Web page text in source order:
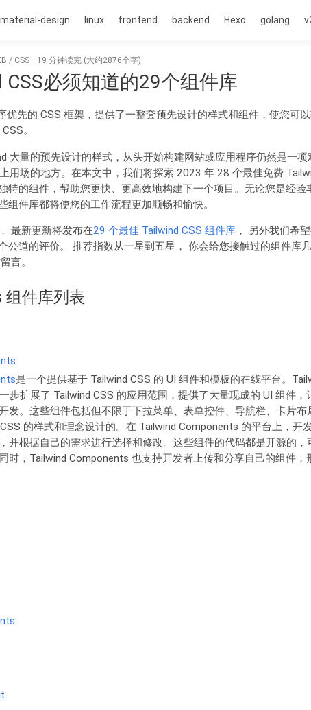
material-design linux frontend backend Hexo golang
/ CSS 19 分钟读完 (大约2876个字)
CSS必须知道的29个组件库
优先的 CSS 框架，提供了一整套预先设计的样式和组件，使您可
。
大量的预先设计的样式，从头开始构建网站或应用程序仍然是一
用场的地方。在本文中，我们将探索 2023 年 28 个最佳免费
特的组件，帮助您更快、更高效地构建下一个项目。无论您是经验
组件库都将使您的工作流程更加顺畅和愉快。
最新更新将发布在29 个最佳 Tailwind CSS 组件库 ， 另外我们希
公道的评价。 推荐指数从一星到五星， 你会给您接触过的组件库
言。
件库列表
是一个提供基于 Tailwind CSS 的 UI 组件和模板的在线平台。
步扩展了 Tailwind CSS 的应用范围，提供了大量现成的 UI 组件，
发。这些组件包括但不限于下拉菜单、表单控件、导航栏、卡片布
的样式和理念设计的。在 Tailwind Components 的平台上，开
并根据自己的需求进行选择和修改。这些组件的代码都是开源的，
时，Tailwind Components 也支持开发者上传和分享自己的组件，